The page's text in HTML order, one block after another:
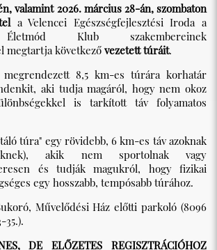
valamint 2026. március 28-án, szombaton
a Velencei Egészségfejlesztési Iroda a
Életmód Klub szakembereinek
megtartja következő vezetett túráit.
8,5 km-es túrára korhatár
aki tudja magáról, hogy nem okoz
is tarkított táv folyamatos
túra" egy rövidebb, 6 km-es táv azoknak
akik nem sportolnak vagy
és tudják magukról, hogy fizikai
egy hosszabb, tempósabb túrához.
Művelődési Ház előtti parkoló (8096
35.).
DE ELŐZETES REGISZTRÁCIÓHOZ